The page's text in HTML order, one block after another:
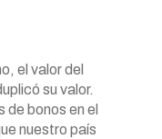
el valor del
su valor.
bonos en el
nuestro país